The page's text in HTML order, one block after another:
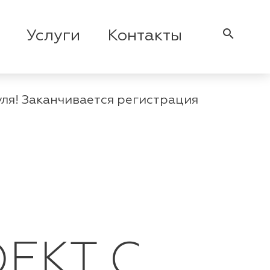
Услуги Контакты search
Заканчивается регистрация